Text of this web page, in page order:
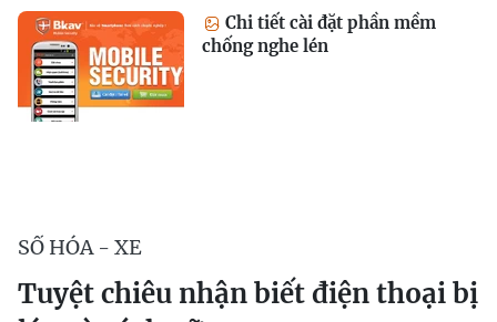
Chi tiết cài đặt phần mềm
chống nghe lén
SỐ HÓA - XE
Tuyệt chiêu nhận biết điện thoại bị